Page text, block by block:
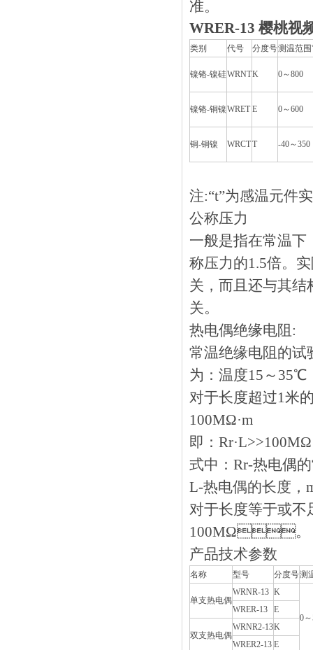
准。
WRER-13 樱桃视
类别 代号 分度号测温范
镍铬-镍硅WRNTK 0～800
镍铬-铜镍WRET E 0～600
铜-铜镍 WRCTT -40～350
注:“t”为感温元件实
公称压力
一般是指在常温下
称压力的1.5倍。
关，而且还与其
关。
热电偶绝缘电阻:
常温绝缘电阻的
为：温度15～
对于长度超过1米的
100MΩ·m
即：
式中：Rr-热电
L-热电偶的长度，
对于长度等于或不
100MΩ。
产品技术参数
名称 型号 分度号测
单支热电偶
WRNR-13 K
0
WRER-13 E
双支热电偶
WRNR2-13K
WRER2-13 E